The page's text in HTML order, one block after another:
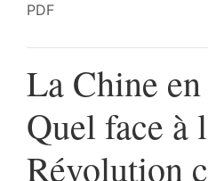
PDF
La Chine
Quel face à
Révolution